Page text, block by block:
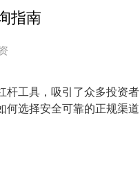
指南
杆工具，吸引了众多投资者
何选择安全可靠的正规渠道